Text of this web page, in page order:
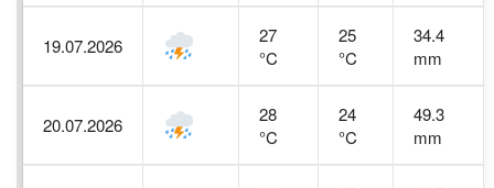
19.07.2026
27
°C
25
°C
34.4
mm
20.07.2026
28
°C
24
°C
49.3
mm